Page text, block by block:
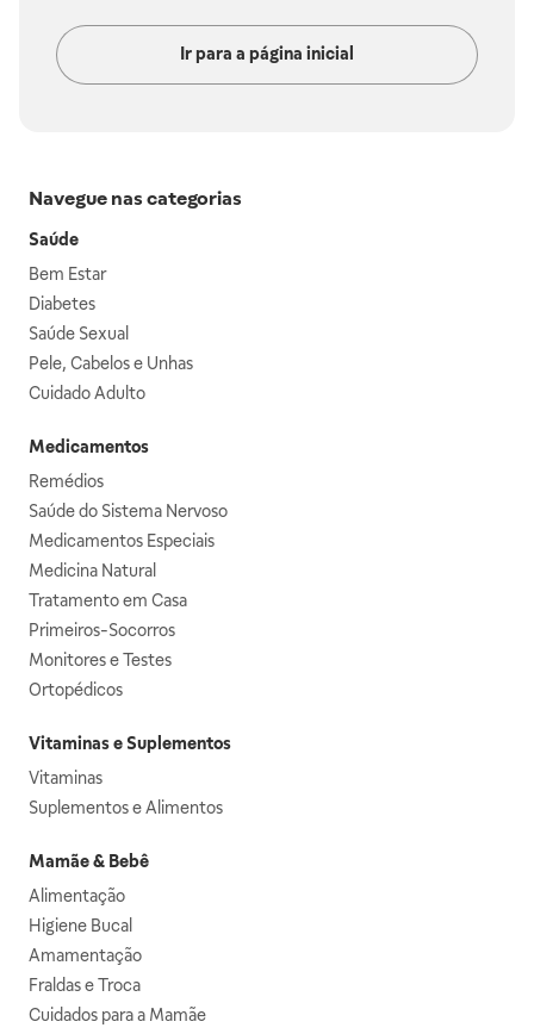
Ir para a página inicial
Navegue nas categorias
Saúde
Bem Estar
Diabetes
Saúde Sexual
Pele, Cabelos e Unhas
Cuidado Adulto
Medicamentos
Remédios
Saúde do Sistema Nervoso
Medicamentos Especiais
Medicina Natural
Tratamento em Casa
Primeiros-Socorros
Monitores e Testes
Ortopédicos
Vitaminas e Suplementos
Vitaminas
Suplementos e Alimentos
Mamãe & Bebê
Alimentação
Higiene Bucal
Amamentação
Fraldas e Troca
Cuidados para a Mamãe